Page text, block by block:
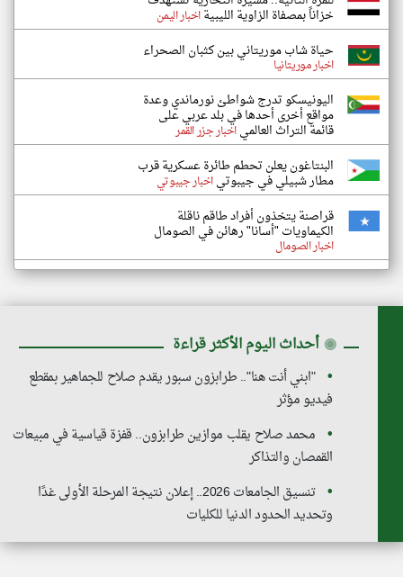
خزاناً بمصفاة الزاوية الليبيةاخبار اليمن
حياة شاب موريتاني بين كثبان الصحراء
اخبار موريتانيا
اليونيسكو تدرج شواطئ نورماندي وعدة
مواقع أخرى أحدها في بلد عربي على
قائمة التراث العالمياخبار جزر القمر
البنتاغون يعلن تحطم طائرة عسكرية قرب
مطار شبيلي في جيبوتياخبار جيبوتي
قراصنة يتخذون أفراد طاقم ناقلة
الكيماويات "أسانا" رهائن في الصومال
اخبار الصومال
◉ أحداث اليوم الأكثر قراءة
"ابني أنت هنا".. طرابزون سبور يقدم صلاح للجماهير بمقطع
فيديو مؤثر
محمد صلاح يقلب موازين طرابزون.. قفزة قياسية في مبيعات
القمصان والتذاكر
تنسيق الجامعات 2026.. إعلان نتيجة المرحلة الأولى غدًا
وتحديد الحدود الدنيا للكليات